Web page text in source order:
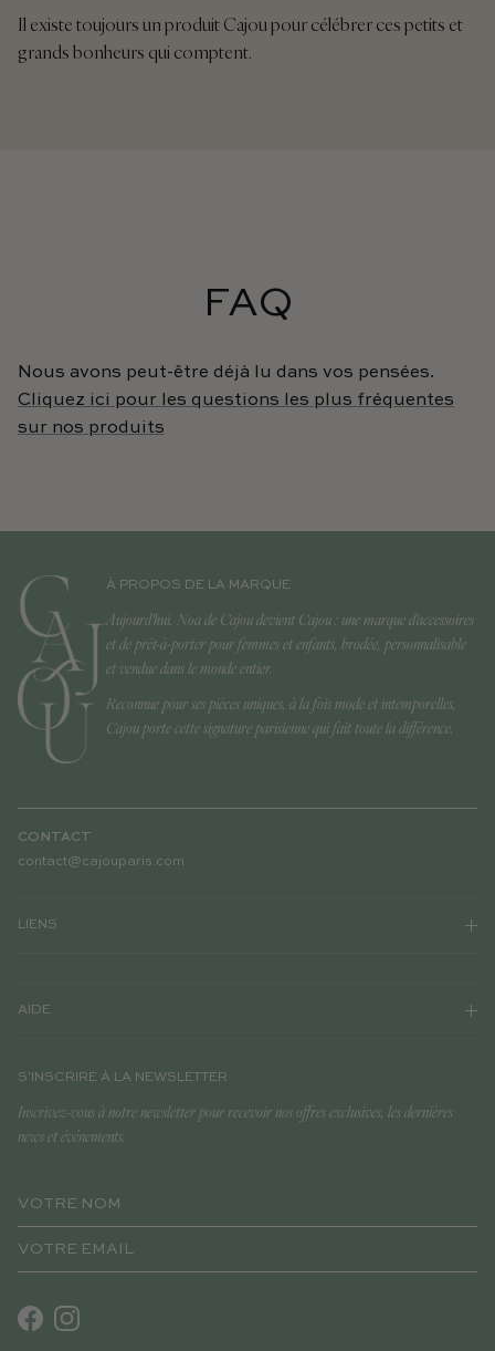
Il existe toujours un produit Cajou pour célébrer ces petits et
grands bonheurs qui comptent.
FAQ
Nous avons peut-être déjà lu dans vos pensées.
Cliquez ici pour les questions les plus fréquentes
sur nos produits
À PROPOS DE LA MARQUE
Aujourd'hui, Noa de Cajou devient Cajou : une marque d'accessoires
et de prêt-à-porter pour femmes et enfants, brodée, personnalisable
et vendue dans le monde entier.
Reconnue pour ses pièces uniques, à la fois mode et intemporelles,
Cajou porte cette signature parisienne qui fait toute la différence.
CONTACT
contact@cajouparis.com
LIENS
AIDE
S'INSCRIRE À LA NEWSLETTER
Inscrivez-vous à notre newsletter pour recevoir nos offres exclusives, les dernières
news et événements.
FacebookInstagram